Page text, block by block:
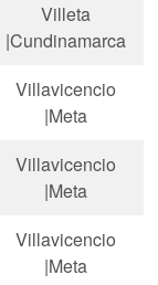
Villeta
|Cundinamarca
Villavicencio
|Meta
Villavicencio
|Meta
Villavicencio
|Meta